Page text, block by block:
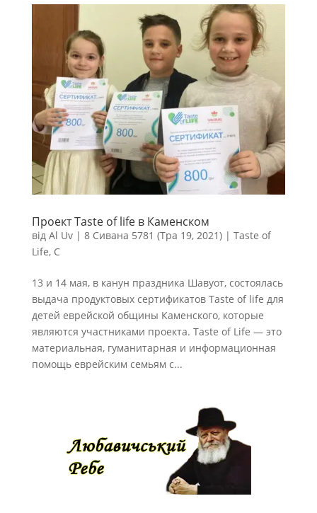
Проект Taste of life в Каменском
від Al Uv| 8 Сивана 5781 (Тра 19, 2021)| Taste of
Life, С
13 и 14 мая, в канун праздника Шавуот, состоялась
выдача продуктовых сертификатов Taste of life для
детей еврейской общины Каменского, которые
являются участниками проекта. Taste of Life — это
материальная, гуманитарная и информационная
помощь еврейским семьям с...